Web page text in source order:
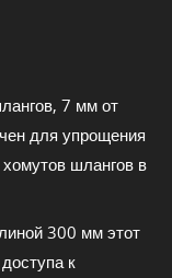
7 мм от
для упрощения
шлангов в
300 мм этот
к